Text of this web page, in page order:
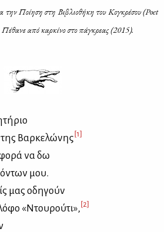
την Ποί­η­ση στη Βι­βλιο­θή­κη του Κο­γκρέ­σου (Poet
από καρ­κί­νο στο πά­γκρε­ας (2015).
Βαρ­κε­λώ­νης [1]
να δω
μου.
μας οδη­γούν
«Ντου­ρού­τι», [2]